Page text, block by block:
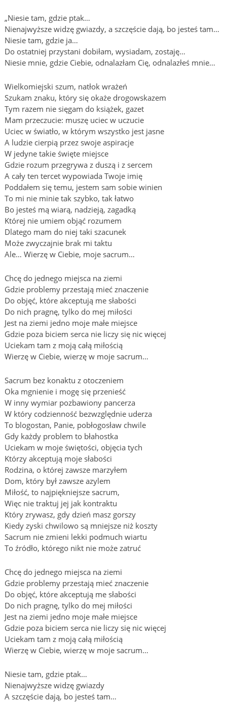
„Niesie tam, gdzie ptak…
Nienajwyższe widzę gwiazdy, a szczęście dają, bo jesteś tam…
Niesie tam, gdzie ja…
Do ostatniej przystani dobiłam, wysiadam, zostaję…
Niesie mnie, gdzie Ciebie, odnalazłam Cię, odnalazłeś mnie…
Wielkomiejski szum, natłok wrażeń
Szukam znaku, który się okaże drogowskazem
Tym razem nie sięgam do książek, gazet
Mam przeczucie: muszę uciec w uczucie
Uciec w światło, w którym wszystko jest jasne
A ludzie cierpią przez swoje aspiracje
W jedyne takie święte miejsce
Gdzie rozum przegrywa z duszą i z sercem
A cały ten tercet wypowiada Twoje imię
Poddałem się temu, jestem sam sobie winien
To mi nie minie tak szybko, tak łatwo
Bo jesteś mą wiarą, nadzieją, zagadką
Której nie umiem objąć rozumem
Dlatego mam do niej taki szacunek
Może zwyczajnie brak mi taktu
Ale… Wierzę w Ciebie, moje sacrum…
Chcę do jednego miejsca na ziemi
Gdzie problemy przestają mieć znaczenie
Do objęć, które akceptują me słabości
Do nich pragnę, tylko do mej miłości
Jest na ziemi jedno moje małe miejsce
Gdzie poza biciem serca nie liczy się nic więcej
Uciekam tam z moją całą miłością
Wierzę w Ciebie, wierzę w moje sacrum…
Sacrum bez konaktu z otoczeniem
Oka mgnienie i mogę się przenieść
W inny wymiar pozbawiony pancerza
W który codzienność bezwzględnie uderza
To blogostan, Panie, pobłogosław chwile
Gdy każdy problem to błahostka
Uciekam w moje świętości, objęcia tych
Którzy akceptują moje słabości
Rodzina, o której zawsze marzyłem
Dom, który był zawsze azylem
Miłość, to najpiękniejsze sacrum,
Więc nie traktuj jej jak kontraktu
Który zrywasz, gdy dzień masz gorszy
Kiedy zyski chwilowo są mniejsze niż koszty
Sacrum nie zmieni lekki podmuch wiartu
To źródło, którego nikt nie może zatruć
Chcę do jednego miejsca na ziemi
Gdzie problemy przestają mieć znaczenie
Do objęć, które akceptują me słabości
Do nich pragnę, tylko do mej miłości
Jest na ziemi jedno moje małe miejsce
Gdzie poza biciem serca nie liczy się nic więcej
Uciekam tam z moją całą miłością
Wierzę w Ciebie, wierzę w moje sacrum…
Niesie tam, gdzie ptak…
Nienajwyższe widzę gwiazdy
A szczęście dają, bo jesteś tam…